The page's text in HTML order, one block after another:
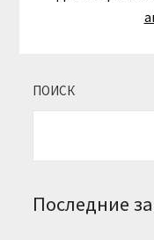
ПОИСК
Последние